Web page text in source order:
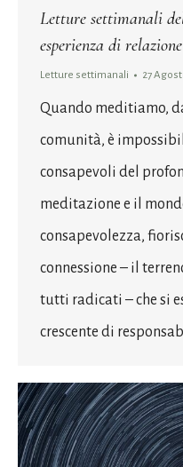
Letture settimanali
esperienza di relazione
Letture settimanali 27
Quando meditiamo,
comunità, è
consapevoli del
meditazione e il
consapevolezza,
connessione – il
tutti radicati – che si
crescente di